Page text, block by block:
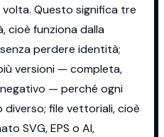
Questo significa tre
cioè funziona dalla
perdere identità;
versioni — completa,
— perché ogni
file vettoriali, cioè
SVG, EPS o AI,